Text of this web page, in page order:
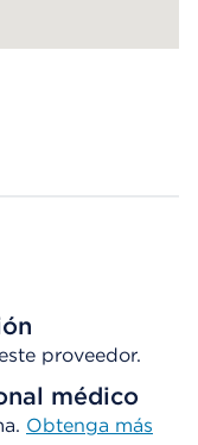
proveedor.
médico
Obtenga más